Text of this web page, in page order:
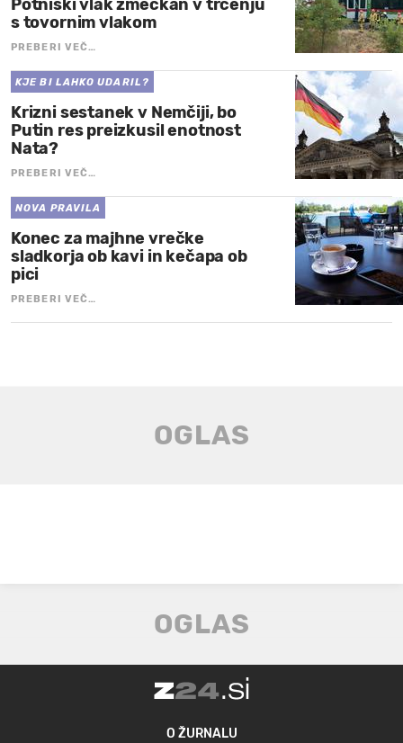
Potniški vlak zmečkan v trčenju
s tovornim vlakom
PREBERI VEČ…
KJE BI LAHKO UDARIL?
Krizni sestanek v Nemčiji, bo
Putin res preizkusil enotnost
Nata?
PREBERI VEČ…
NOVA PRAVILA
Konec za majhne vrečke
sladkorja ob kavi in kečapa ob
pici
PREBERI VEČ…
O ŽURNALU